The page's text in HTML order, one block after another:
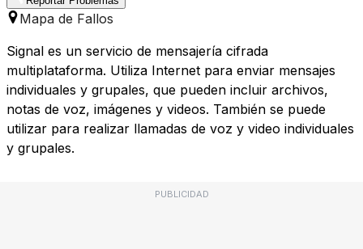
Mapa de Fallos
Signal es un servicio de mensajería cifrada
multiplataforma. Utiliza Internet para enviar mensajes
individuales y grupales, que pueden incluir archivos,
notas de voz, imágenes y videos. También se puede
utilizar para realizar llamadas de voz y video individuales
y grupales.
PUBLICIDAD